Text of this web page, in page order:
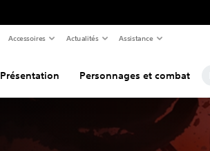
Accessoires Actualités Assistance
Présentation Personnages et combat